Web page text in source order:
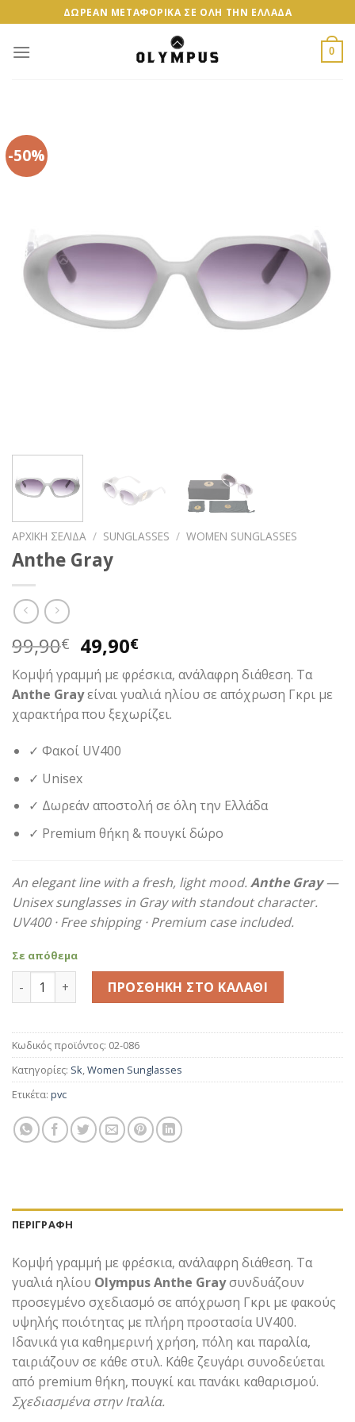
to
content
ΔΩΡΕΑΝ ΜΕΤΑΦΟΡΙΚΑ ΣΕ ΟΛΗ ΤΗΝ ΕΛΛΑΔΑ
0
-50%
ΑΡΧΙΚΉ ΣΕΛΊΔΑ / SUNGLASSES / WOMEN SUNGLASSES
Anthe Gray
99,90€ Original
price
was:
99,90€.
49,90€Η
τρέχουσα
τιμή
είναι:
49,90€.
Κομψή γραμμή με φρέσκια, ανάλαφρη διάθεση. Τα
Anthe Grayείναι γυαλιά ηλίου σε απόχρωση Γκρι με
χαρακτήρα που ξεχωρίζει.
✓ Φακοί UV400
✓ Unisex
✓ Δωρεάν αποστολή σε όλη την Ελλάδα
✓ Premium θήκη & πουγκί δώρο
An elegant line with a fresh, light mood. Anthe Gray—
Unisex sunglasses in Gray with standout character.
UV400 · Free shipping · Premium case included.
Σε απόθεμα
Anthe Gray ποσότηταΠΡΟΣΘΉΚΗ ΣΤΟ ΚΑΛΆΘΙ
Κωδικός προϊόντος: 02-086
Κατηγορίες: Sk,Women Sunglasses
Ετικέτα: pvc
ΠΕΡΙΓΡΑΦΉ
Κομψή γραμμή με φρέσκια, ανάλαφρη διάθεση. Τα
γυαλιά ηλίου Olympus Anthe Grayσυνδυάζουν
προσεγμένο σχεδιασμό σε απόχρωση Γκρι με φακούς
υψηλής ποιότητας με πλήρη προστασία UV400.
Ιδανικά για καθημερινή χρήση, πόλη και παραλία,
ταιριάζουν σε κάθε στυλ. Κάθε ζευγάρι συνοδεύεται
από premium θήκη, πουγκί και πανάκι καθαρισμού.
Σχεδιασμένα στην Ιταλία.